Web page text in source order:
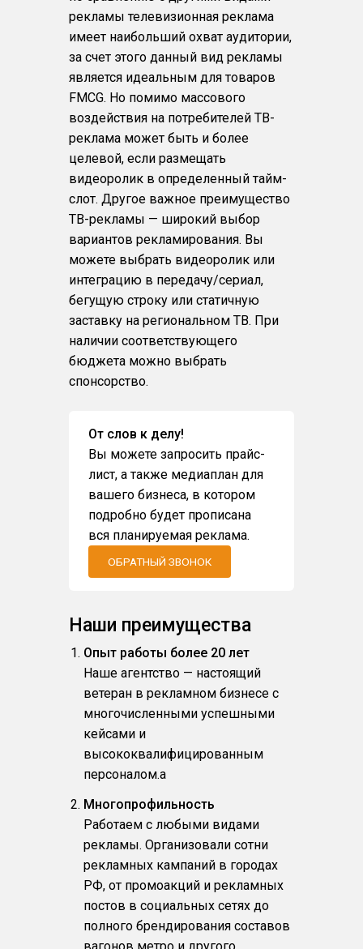
рекламы телевизионная реклама
имеет наибольший охват аудитории,
за счет этого данный вид рекламы
является идеальным для товаров
FMCG. Но помимо массового
воздействия на потребителей ТВ-
реклама может быть и более
целевой, если размещать
видеоролик в определенный тайм-
слот. Другое важное преимущество
ТВ-рекламы — широкий выбор
вариантов рекламирования. Вы
можете выбрать видеоролик или
интеграцию в передачу/сериал,
бегущую строку или статичную
заставку на региональном ТВ. При
наличии соответствующего
бюджета можно выбрать
спонсорство.
От слов к делу!
Вы можете запросить прайс-
лист, а также медиаплан для
вашего бизнеса, в котором
подробно будет прописана
вся планируемая реклама.
ОБРАТНЫЙ ЗВОНОК
Наши преимущества
Опыт работы более 20 лет
Наше агентство — настоящий
ветеран в рекламном бизнесе с
многочисленными успешными
кейсами и
высококвалифицированным
персоналом.a
Многопрофильность
Работаем с любыми видами
рекламы. Организовали сотни
рекламных кампаний в городах
РФ, от промоакций и рекламных
постов в социальных сетях до
полного брендирования составов